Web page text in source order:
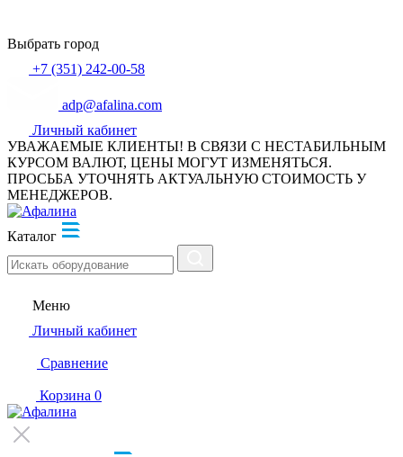
Выбрать город
+7 (351) 242-00-58
adp@afalina.com
Личный кабинет
УВАЖАЕМЫЕ КЛИЕНТЫ! В СВЯЗИ С НЕСТАБИЛЬНЫМ
КУРСОМ ВАЛЮТ, ЦЕНЫ МОГУТ ИЗМЕНЯТЬСЯ.
ПРОСЬБА УТОЧНЯТЬ АКТУАЛЬНУЮ СТОИМОСТЬ У
МЕНЕДЖЕРОВ.
Каталог
Меню
Личный кабинет
Сравнение
Корзина 0